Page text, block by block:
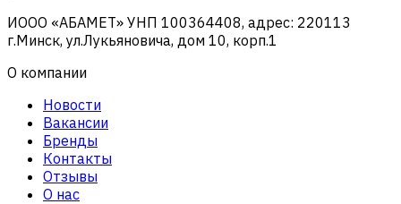
ИООО «АБАМЕТ» УНП 100364408, адрес: 220113
г.Минск, ул.Лукьяновича, дом 10, корп.1
О компании
Новости
Вакансии
Бренды
Контакты
Отзывы
О нас